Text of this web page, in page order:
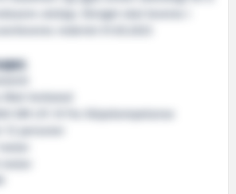
utslipp. Skroget skal leveres i
Mek Verksted
DM LFC III fra Skipskompetanse